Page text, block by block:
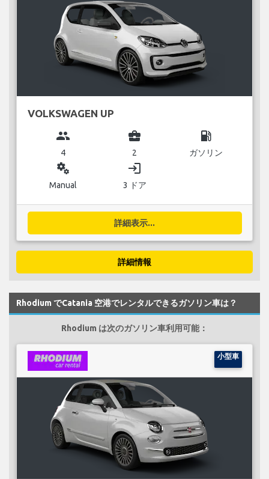
VOLKSWAGEN UP
group
4
business_center
2
local_gas_station
ガソリン
miscellaneous_services
Manual
login
3 ドア
詳細表示...
詳細情報
Rhodium でCatania 空港でレンタルできるガソリン車は？
Rhodium は次のガソリン車利用可能：
小型車